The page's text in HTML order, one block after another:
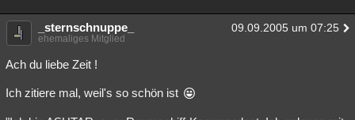
_sternschnuppe_ 09.09.2005 um 07:25
ehemaliges Mitglied
Ach du liebe Zeit !
Ich zitiere mal, weil's so schön ist